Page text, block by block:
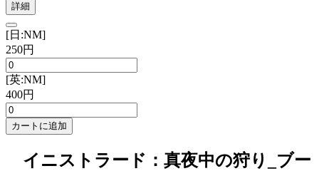
詳細
[日:NM]
250円
[英:NM]
400円
カートに追加
イニストラード：真夜中の狩り_ブー